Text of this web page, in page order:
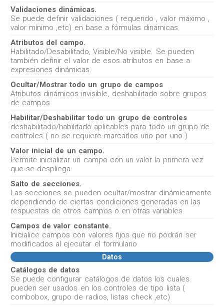
Validaciones dinámicas.
Se puede definir validaciones ( requerido , valor máximo ,
valor mínimo ,etc) en base a fórmulas dinámicas.
Atributos del campo.
Habilitado/Desabilitado, Visible/No visible. Se pueden
también definir el valor de esos atributos en base a
expresiones dinámicas.
Ocultar/Mostrar todo un grupo de campos
Atributos dinámicos invisible, deshabilitado sobre grupos
de campos
Habilitar/Deshabilitar todo un grupo de controles
deshabilitado/habilitado aplicables para todo un grupo de
controles ( no se requiere marcarlos uno por uno )
Valor inicial de un campo.
Permite inicializar un campo con un valor la primera vez
que se despliega.
Salto de secciones.
Las secciones se pueden ocultar/mostrar dinámicamente
dependiendo de ciertas condiciones generadas en las
respuestas de otros campos o en otras variables.
Campos de valor constante.
Inicialice campos con valores fijos que no podrán ser
modificados al ejecutar el formulario
Datos
Catálogos de datos
Se puede configurar catálogos de datos los cuales
pueden ser usados en los controles de tipo lista (
combobox, grupo de radios, listas check ,etc)